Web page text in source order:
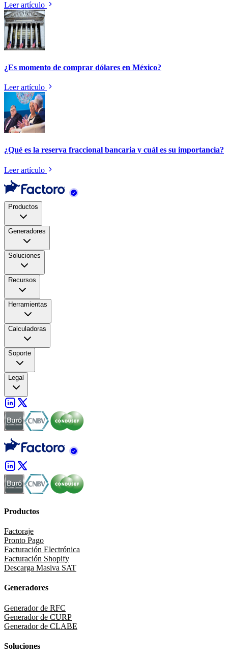
Leer artículo
¿Es momento de comprar dólares en México?
Leer artículo
¿Qué es la reserva fraccional bancaria y cuál es su importancia?
Leer artículo
Productos
Generadores
Soluciones
Recursos
Herramientas
Calculadoras
Soporte
Legal
Productos
Factoraje
Pronto Pago
Facturación Electrónica
Facturación Shopify
Descarga Masiva SAT
Generadores
Generador de RFC
Generador de CURP
Generador de CLABE
Soluciones